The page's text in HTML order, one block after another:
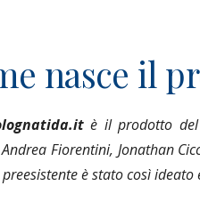
nasce il
è il prodotto del
Fiorentini, Jonathan
è stato così